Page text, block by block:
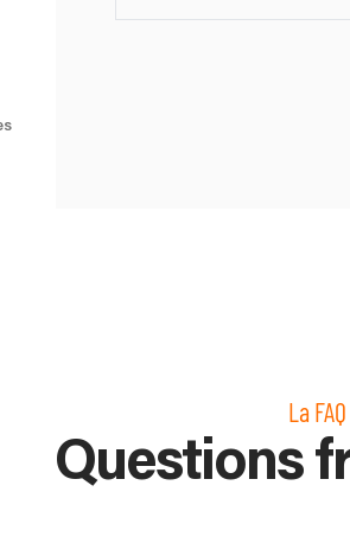
La FAQ
Questions